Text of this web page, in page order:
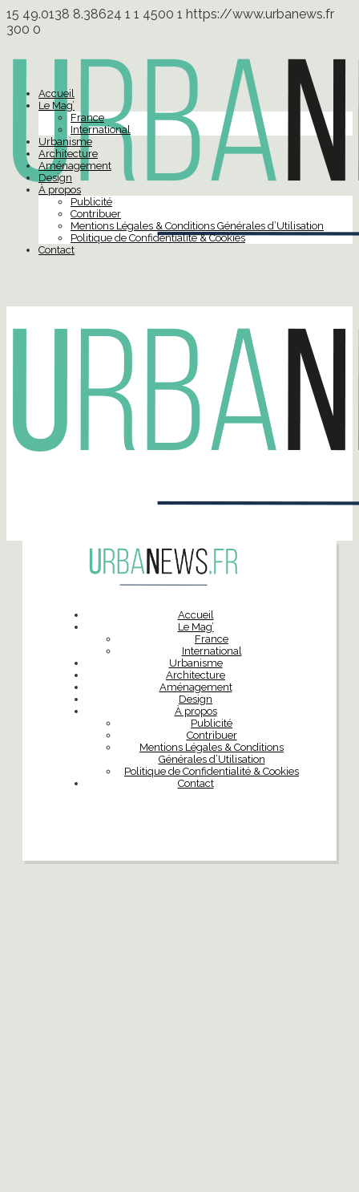
15 49.0138 8.38624 1 1 4500 1 https://www.urbanews.fr
300 0
Accueil
Le Mag’
France
International
Urbanisme
Architecture
Aménagement
Design
À propos
Publicité
Contribuer
Mentions Légales & Conditions Générales d’Utilisation
Politique de Confidentialité & Cookies
Contact
Accueil
Le Mag’
France
International
Urbanisme
Architecture
Aménagement
Design
À propos
Publicité
Contribuer
Mentions Légales & Conditions
Générales d’Utilisation
Politique de Confidentialité & Cookies
Contact